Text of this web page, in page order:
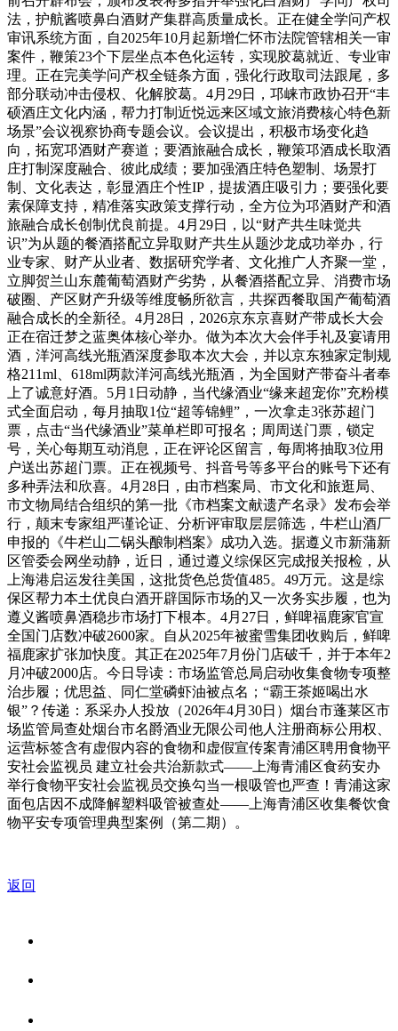
法，护航酱喷鼻白酒财产集群高质量成长。正在健全学问产权
审讯系统方面，自2025年10月起新增仁怀市法院管辖相关一审
案件，鞭策23个下层坐点本色化运转，实现胶葛就近、专业审
理。正在完美学问产权全链条方面，强化行政取司法跟尾，多
部分联动冲击侵权、化解胶葛。4月29日，邛崃市政协召开“丰
硕酒庄文化内涵，帮力打制近悦远来区域文旅消费核心特色新
场景”会议视察协商专题会议。会议提出，积极市场变化趋
向，拓宽邛酒财产赛道；要酒旅融合成长，鞭策邛酒成长取酒
庄打制深度融合、彼此成绩；要加强酒庄特色塑制、场景打
制、文化表达，彰显酒庄个性IP，提拔酒庄吸引力；要强化要
素保障支持，精准落实政策支撑行动，全方位为邛酒财产和酒
旅融合成长创制优良前提。4月29日，以“财产共生味觉共
识”为从题的餐酒搭配立异取财产共生从题沙龙成功举办，行
业专家、财产从业者、数据研究学者、文化推广人齐聚一堂，
立脚贺兰山东麓葡萄酒财产劣势，从餐酒搭配立异、消费市场
破圈、产区财产升级等维度畅所欲言，共探西餐取国产葡萄酒
融合成长的全新径。4月28日，2026京东京喜财产带成长大会
正在宿迁梦之蓝奥体核心举办。做为本次大会伴手礼及宴请用
酒，洋河高线光瓶酒深度参取本次大会，并以京东独家定制规
格211ml、618ml两款洋河高线光瓶酒，为全国财产带奋斗者奉
上了诚意好酒。5月1日动静，当代缘酒业“缘来超宠你”充粉模
式全面启动，每月抽取1位“超等锦鲤”，一次拿走3张苏超门
票，点击“当代缘酒业”菜单栏即可报名；周周送门票，锁定
号，关心每期互动消息，正在评论区留言，每周将抽取3位用
户送出苏超门票。正在视频号、抖音号等多平台的账号下还有
多种弄法和欣喜。4月28日，由市档案局、市文化和旅逛局、
市文物局结合组织的第一批《市档案文献遗产名录》发布会举
行，颠末专家组严谨论证、分析评审取层层筛选，牛栏山酒厂
申报的《牛栏山二锅头酿制档案》成功入选。据遵义市新蒲新
区管委会网坐动静，近日，通过遵义综保区完成报关报检，从
上海港启运发往美国，这批货色总货值485。49万元。这是综
保区帮力本土优良白酒开辟国际市场的又一次务实步履，也为
遵义酱喷鼻酒稳步市场打下根本。4月27日，鲜啤福鹿家官宣
全国门店数冲破2600家。自从2025年被蜜雪集团收购后，鲜啤
福鹿家扩张加快度。其正在2025年7月份门店破千，并于本年2
月冲破2000店。今日导读：市场监管总局启动收集食物专项整
治步履；优思益、同仁堂磷虾油被点名；“霸王茶姬喝出水
银”？传递：系采办人投放（2026年4月30日）烟台市蓬莱区市
场监管局查处烟台市名爵酒业无限公司他人注册商标公用权、
运营标签含有虚假内容的食物和虚假宣传案青浦区聘用食物平
安社会监视员 建立社会共治新款式——上海青浦区食药安办
举行食物平安社会监视员交换勾当一根吸管也严查！青浦这家
面包店因不成降解塑料吸管被查处——上海青浦区收集餐饮食
物平安专项管理典型案例（第二期）。
返回